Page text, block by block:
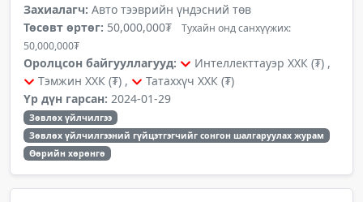
Захиалагч: Авто тээврийн үндэсний төв
Төсөвт өртөг: 50,000,000₮ Тухайн онд санхүүжих:
50,000,000₮
Оролцсон байгууллагууд:
Интеллекттауэр ХХК (₮) ,
Тэмжин ХХК (₮) ,
Татаххүч ХХК (₮)
Үр дүн гарсан: 2024-01-29
Зөвлөх үйлчилгээ
Зөвлөх үйлчилгээний гүйцэтгэгчийг сонгон шалгаруулах журам
Өөрийн хөрөнгө